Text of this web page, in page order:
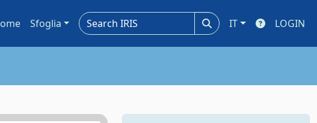
Sfoglia IT LOGIN